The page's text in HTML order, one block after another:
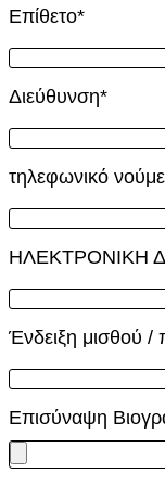
Επίθετο*
Διεύθυνση*
τηλεφωνικό
ΗΛΕΚΤΡΟΝΙΚΗ
Ένδειξη μισθού
Επισύναψη